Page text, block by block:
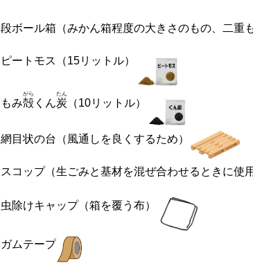
段ボール箱（みかん箱程度の大きさのもの、二重
ピートモス（15リットル）
もみ殻
がら
くん炭
たん
（10リットル）
網目状の台（風通しを良くするため）
スコップ（生ごみと基材を混ぜ合わせるときに使用
虫除けキャップ（箱を覆う布）
ガムテープ